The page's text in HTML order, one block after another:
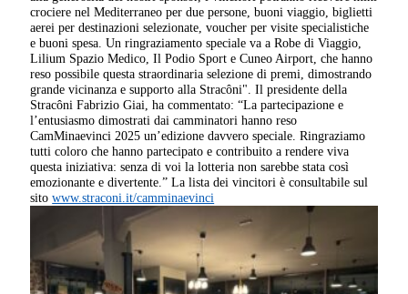
crociere nel Mediterraneo per due persone, buoni viaggio, biglietti
aerei per destinazioni selezionate, voucher per visite specialistiche
e buoni spesa. Un ringraziamento speciale va a Robe di Viaggio,
Lilium Spazio Medico, Il Podio Sport e Cuneo Airport, che hanno
reso possibile questa straordinaria selezione di premi, dimostrando
grande vicinanza e supporto alla Stracôni". Il presidente della
Stracôni Fabrizio Giai, ha commentato: “La partecipazione e
l’entusiasmo dimostrati dai camminatori hanno reso
CamMinaevinci 2025 un’edizione davvero speciale. Ringraziamo
tutti coloro che hanno partecipato e contribuito a rendere viva
questa iniziativa: senza di voi la lotteria non sarebbe stata così
emozionante e divertente.” La lista dei vincitori è consultabile sul
sitowww.straconi.it/camminaevinci